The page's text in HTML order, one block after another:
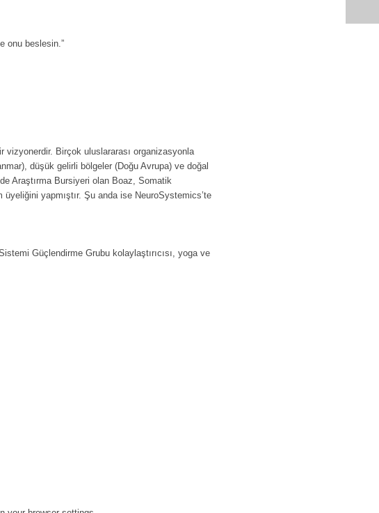
onu beslesin.”
Birçok uluslararası organizasyonla
düşük gelirli bölgeler (Doğu Avrupa) ve doğal
Araştırma Bursiyeri olan Boaz, Somatik
yapmıştır. Şu anda ise NeuroSystemics’te
Güçlendirme Grubu kolaylaştırıcısı, yoga ve